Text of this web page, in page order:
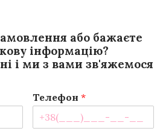
або бажаєте
інформацію?
і ми з вами зв'яжемося
Телефон*